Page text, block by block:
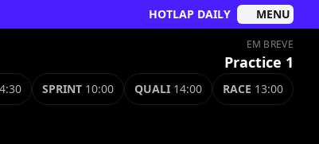
HOTLAP DAILY MENU
EM BREVE
Practice 1
SPRINT 10:00 QUALI 14:00 RACE 13:00